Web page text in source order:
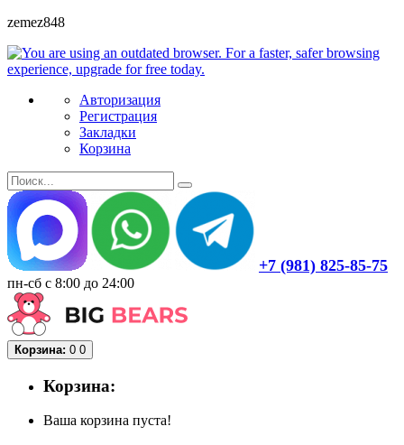
zemez848
Авторизация
Регистрация
Закладки
Корзина
+7 (981) 825-85-75
пн-сб с 8:00 до 24:00
Корзина: 0 0
Корзина:
Ваша корзина пуста!